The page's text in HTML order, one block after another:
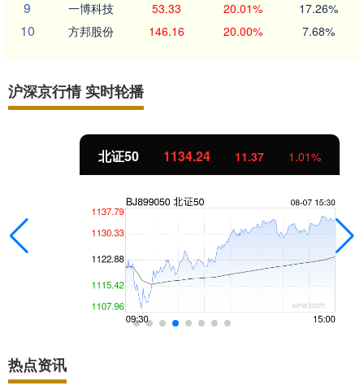
9 一博科技 53.33 20.01% 17.26%
10 方邦股份 146.16 20.00% 7.68%
沪深京行情 实时轮播
北证50 1134.24 11.37 1.01%
热点资讯